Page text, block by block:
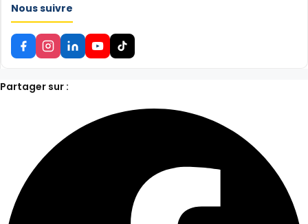
Nous suivre
Partager sur :